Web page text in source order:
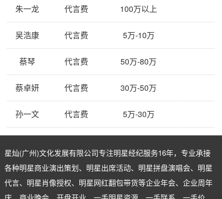
朱一龙 代言费 100万以上
吴浩康 代言费 5万-10万
蔡琴 代言费 50万-80万
蔡卓妍 代言费 30万-50万
孙一文 代言费 5万-30万
星灿(广州)文化发展有限公司专注明星经纪服务16年，专业承接
各种明星商业演出策划、明星出席活动、明星拼盘演唱会、明星
代言、明星肖像授权、明星网红翻包带货等企业年会、企业周年